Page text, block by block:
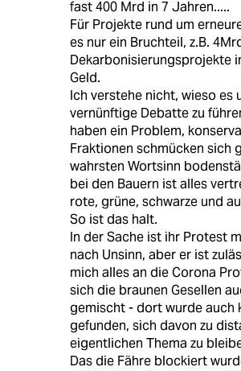
fast 400 Mrd in 7 Jahren.....
Für Projekte rund um
es nur ein Bruchteil, z.B.
Dekarbonisierungsprojekte
Geld.
Ich verstehe nicht, wieso es
vernünftige Debatte zu
haben ein Problem,
Fraktionen schmücken sich
wahrsten Wortsinn
bei den Bauern ist alles
rote, grüne, schwarze und
So ist das halt.
In der Sache ist ihr Protest
nach Unsinn, aber er ist
mich alles an die Corona
sich die braunen Gesellen
gemischt - dort wurde auch
gefunden, sich davon zu
eigentlichen Thema zu
Das die Fähre blockiert